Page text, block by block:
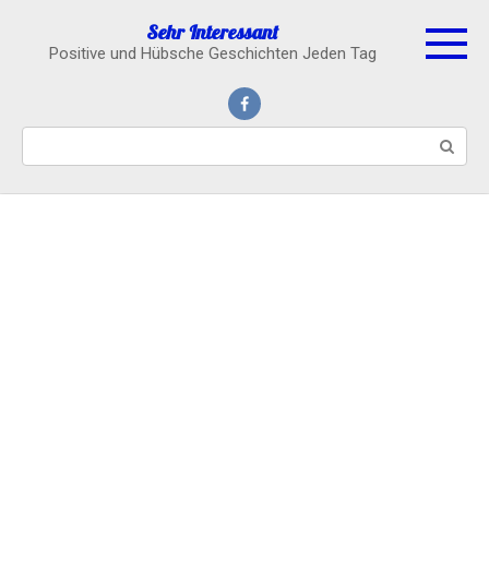
content
Sehr Interessant
Positive und Hübsche Geschichten Jeden Tag